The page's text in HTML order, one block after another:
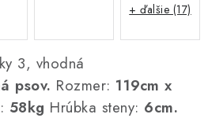
3, vhodná
psov. Rozmer: 119cm x
58kg Hrúbka steny: 6cm.
+ ďalšie (17)